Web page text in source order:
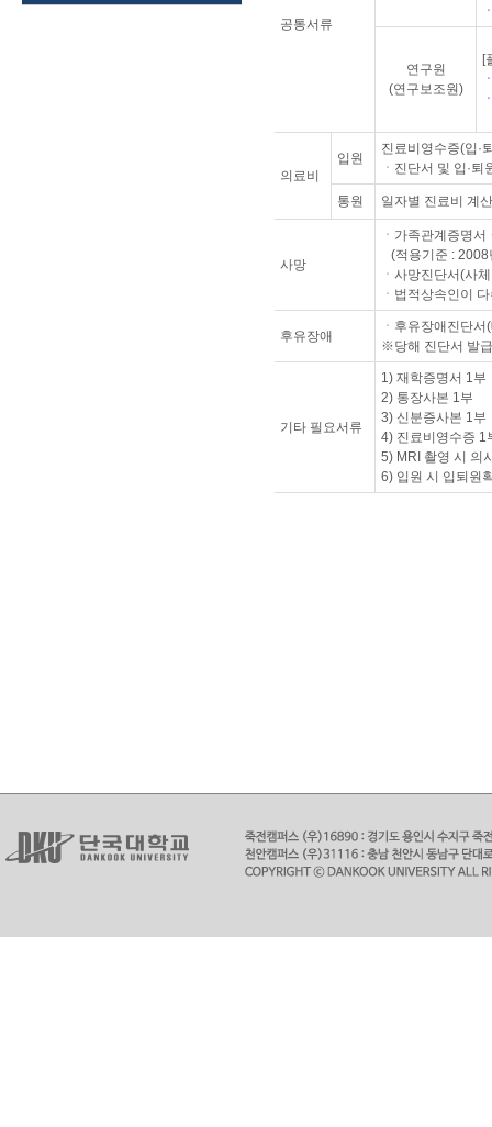
공통서류
연구원
(연구보조원)
[
의료비
입원
진료비영수증(입·
ㆍ진단서 및 입·
통원 일자별 진료비 계
사망
ㆍ가족관계증명
(적용기준 : 2008
ㆍ사망진단서(사
ㆍ법적상속인이
후유장애
ㆍ후유장애진단
※당해 진단서 발
기타 필요서류
1) 재학증명서 1부
2) 통장사본 1부
3) 신분증사본 1부
4) 진료비영수증 1
5) MRI 촬영 시 의
6) 입원 시 입퇴원